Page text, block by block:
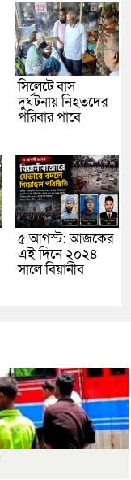
সিলেটে বাস
দুর্ঘটনায় নিহতদের
পরিবার পাবে
৫ আগস্ট: আজকের
এই দিনে ২০২৪
সালে বিয়ানীব